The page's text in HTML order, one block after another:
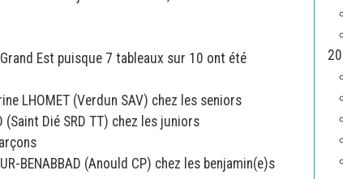
Est puisque 7 tableaux sur 10 ont été
LHOMET (Verdun SAV) chez les seniors
(Saint Dié SRD TT) chez les juniors
BENABBAD (Anould CP) chez les benjamin(e)s